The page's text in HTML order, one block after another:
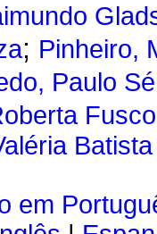
; Pinheiro,
Paulo
Batista
em